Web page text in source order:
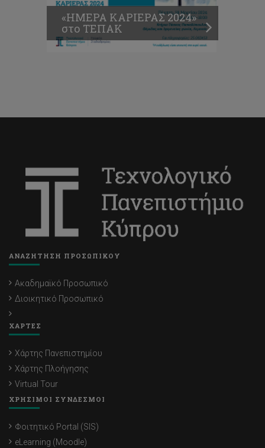
«ΗΜΕΡΑ ΚΑΡΙΕΡΑΣ 2024»
στο ΤΕΠΑΚ
ΑΝΑΖΗΤΗΣΗ ΠΡΟΣΩΠΙΚΟΥ
Ακαδημαϊκό Προσωπικό
Διοικητικό Προσωπικό
ΧΑΡΤΕΣ
Χάρτης Πανεπιστημίου
Χάρτης Πλοήγησης
Virtual Tour
ΧΡΗΣΙΜΟΙ ΣΥΝΔΕΣΜΟΙ
Φοιτητικό Portal (SIS)
eLearning (Moodle)